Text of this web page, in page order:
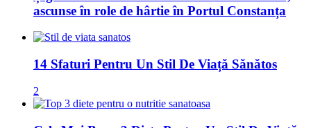
ascunse în role de hârtie în Portul Constanța
14 Sfaturi Pentru Un Stil De Viață Sănătos
2